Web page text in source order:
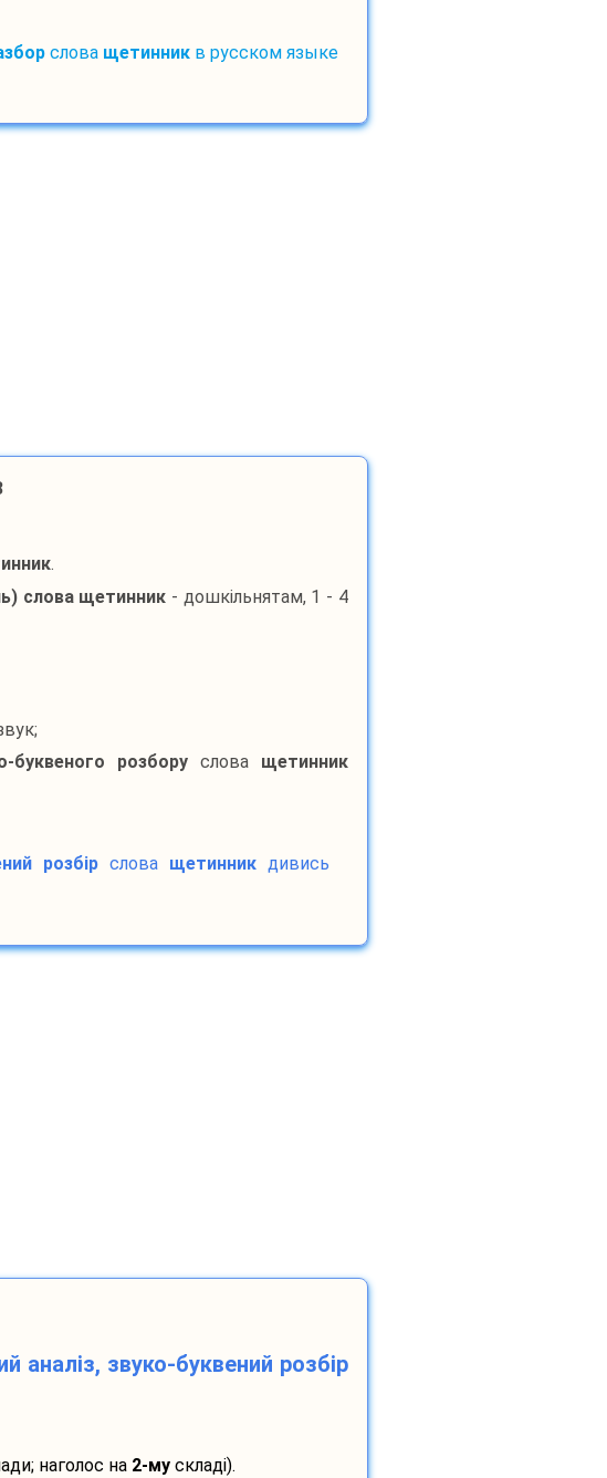
слова щетинникв русском языке
.
слова щетинник - дошкільнятам, 1 - 4
буквеного розбору слова щетинник
розбірслова щетинникдивись
аналіз, звуко-буквений розбір
наголос на 2-мускладі).